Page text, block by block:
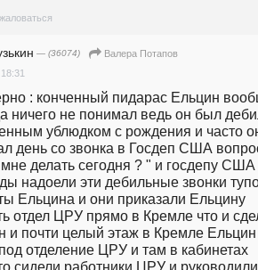
— (36074)
Валера Потапов
: конченный пидарас Ельцин
ничего не понимал ведь он был
ублюдком с рождения и часто
день со звонка в Госдеп США
делать сегодня ? " и госдепу США
надоели эти дебильные звонки
Ельцина и они приказали Ельцину
отдел ЦРУ прямо в Кремле что и
и почти целый этаж в Кремле Ельцин
отделение ЦРУ и там в кабинетах
сидели работники ЦРУ и руководили